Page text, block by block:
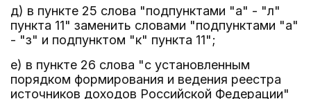
д) в пункте 25 слова "подпунктами "а" - "л"
пункта 11" заменить словами "подпунктами "а"
- "з" и подпунктом "к" пункта 11";
е) в пункте 26 слова "с установленным
порядком формирования и ведения реестра
источников доходов Российской Федерации"